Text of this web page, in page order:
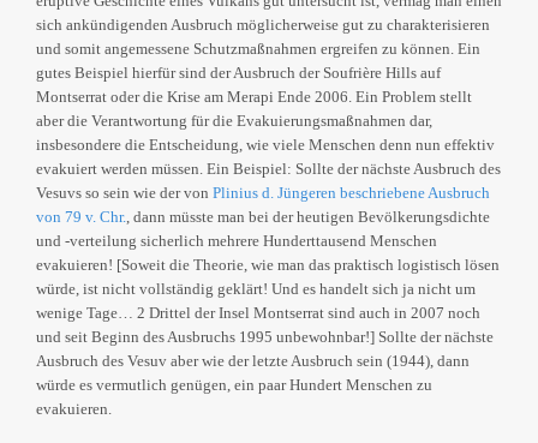
sich ankündigenden Ausbruch möglicherweise gut zu charakterisieren
und somit angemessene Schutzmaßnahmen ergreifen zu können. Ein
gutes Beispiel hierfür sind der Ausbruch der Soufrière Hills auf
Montserrat oder die Krise am Merapi Ende 2006. Ein Problem stellt
aber die Verantwortung für die Evakuierungsmaßnahmen dar,
insbesondere die Entscheidung, wie viele Menschen denn nun effektiv
evakuiert werden müssen. Ein Beispiel: Sollte der nächste Ausbruch des
Vesuvs so sein wie der von Plinius d. Jüngeren beschriebene Ausbruch
von 79 v. Chr. , dann müsste man bei der heutigen Bevölkerungsdichte
und -verteilung sicherlich mehrere Hunderttausend Menschen
evakuieren! [Soweit die Theorie, wie man das praktisch logistisch lösen
würde, ist nicht vollständig geklärt! Und es handelt sich ja nicht um
wenige Tage… 2 Drittel der Insel Montserrat sind auch in 2007 noch
und seit Beginn des Ausbruchs 1995 unbewohnbar!] Sollte der nächste
Ausbruch des Vesuv aber wie der letzte Ausbruch sein (1944), dann
würde es vermutlich genügen, ein paar Hundert Menschen zu
evakuieren.